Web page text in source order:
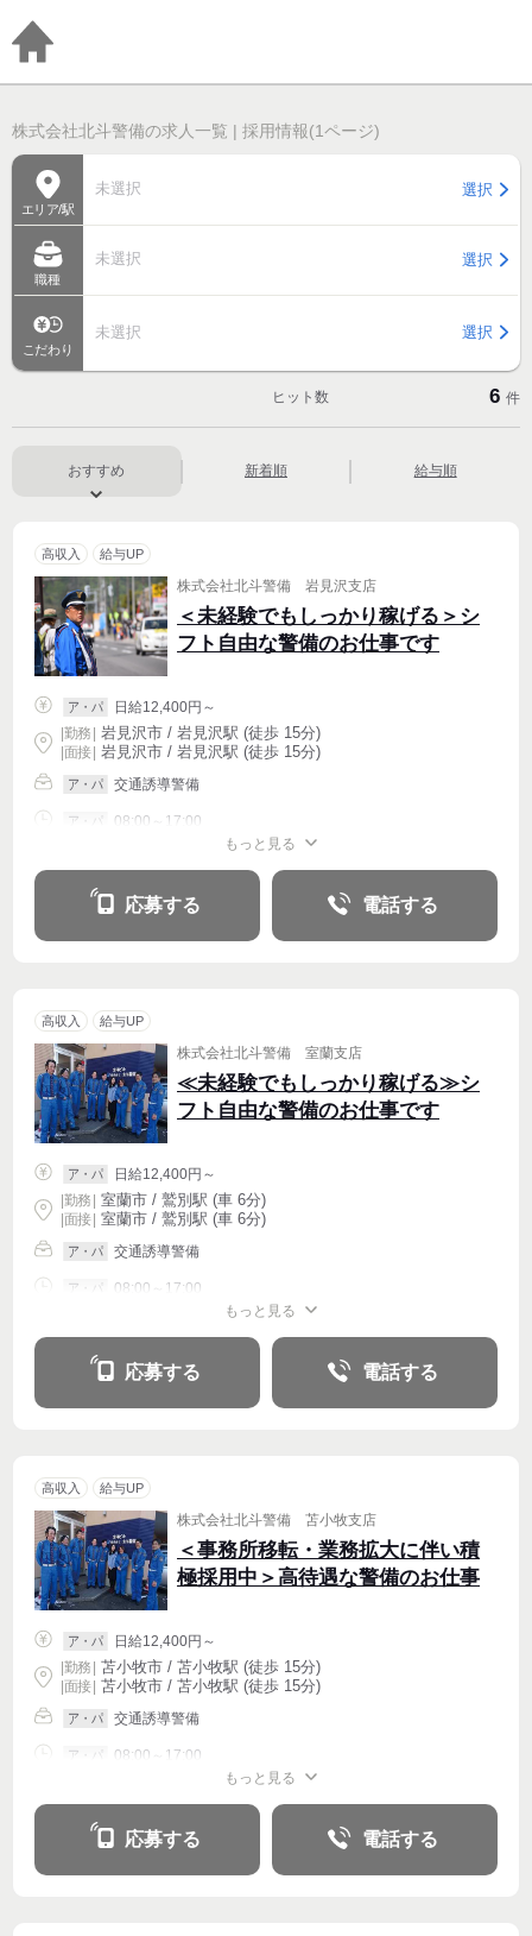
株式会社北斗警備の求人一覧 | 採用情報(1ページ)
エリア/駅
未選択 選択
職種
未選択 選択
こだわり
未選択 選択
ヒット数 6 件
おすすめ 新着順 給与順
高収入 給与UP
株式会社北斗警備 岩見沢支店
＜未経験でもしっかり稼げる＞シ
フト自由な警備のお仕事です
ア・パ
日給12,400円～
|勤務 岩見沢市 / 岩見沢駅 (徒歩 15分)
| 面接 | 岩見沢市 / 岩見沢駅 (徒歩 15分)
ア・パ 交通誘導警備
ア・パ 08:00～17:00
もっと見る
応募する 電話する
高収入 給与UP
株式会社北斗警備 室蘭支店
≪未経験でもしっかり稼げる≫シ
フト自由な警備のお仕事です
ア・パ
日給12,400円～
|勤務 室蘭市 / 鷲別駅 (車 6分)
| 面接 | 室蘭市 / 鷲別駅 (車 6分)
ア・パ 交通誘導警備
ア・パ 08:00～17:00
もっと見る
応募する 電話する
高収入 給与UP
株式会社北斗警備 苫小牧支店
＜事務所移転・業務拡大に伴い積
極採用中＞高待遇な警備のお仕事
ア・パ
日給12,400円～
|勤務 苫小牧市 / 苫小牧駅 (徒歩 15分)
| 面接 | 苫小牧市 / 苫小牧駅 (徒歩 15分)
ア・パ 交通誘導警備
ア・パ 08:00～17:00
もっと見る
応募する 電話する